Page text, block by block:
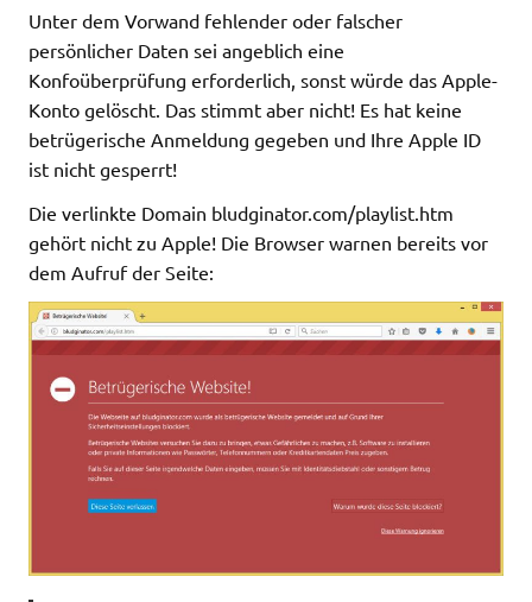
Unter dem Vorwand fehlender oder falscher
persönlicher Daten sei angeblich eine
Konfoüberprüfung erforderlich, sonst würde das Apple-
Konto gelöscht. Das stimmt aber nicht! Es hat keine
betrügerische Anmeldung gegeben und Ihre Apple ID
ist nicht gesperrt!
Die verlinkte Domain bludginator.com/playlist.htm
gehört nicht zu Apple! Die Browser warnen bereits vor
dem Aufruf der Seite: